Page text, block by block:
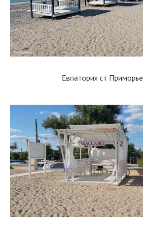
Евпатория ст Приморье